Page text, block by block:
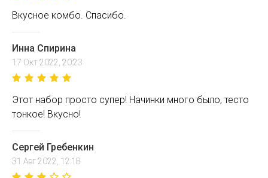
Вкусное комбо. Спасибо.
Инна Спирина
17 Окт 2022, 20:23
Этот набор просто супер! Начинки много было, тесто
тонкое! Вкусно!
Сергей Гребенкин
31 Авг 2022, 12:18